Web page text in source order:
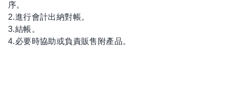
序。
2.進行會計出納對帳。
3.結帳。
4.必要時協助或負責販售附產品。